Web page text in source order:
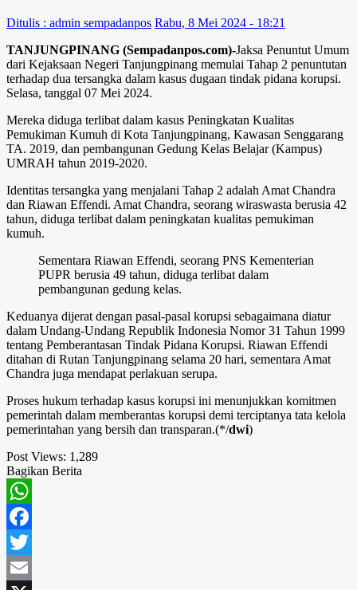
Ditulis : admin sempadanpos Rabu, 8 Mei 2024 - 18:21
TANJUNGPINANG (Sempadanpos.com)-Jaksa Penuntut Umum
dari Kejaksaan Negeri Tanjungpinang memulai Tahap 2 penuntutan
terhadap dua tersangka dalam kasus dugaan tindak pidana korupsi.
Selasa, tanggal 07 Mei 2024.
Mereka diduga terlibat dalam kasus Peningkatan Kualitas
Pemukiman Kumuh di Kota Tanjungpinang, Kawasan Senggarang
TA. 2019, dan pembangunan Gedung Kelas Belajar (Kampus)
UMRAH tahun 2019-2020.
Identitas tersangka yang menjalani Tahap 2 adalah Amat Chandra
dan Riawan Effendi. Amat Chandra, seorang wiraswasta berusia 42
tahun, diduga terlibat dalam peningkatan kualitas pemukiman
kumuh.
Sementara Riawan Effendi, seorang PNS Kementerian
PUPR berusia 49 tahun, diduga terlibat dalam
pembangunan gedung kelas.
Keduanya dijerat dengan pasal-pasal korupsi sebagaimana diatur
dalam Undang-Undang Republik Indonesia Nomor 31 Tahun 1999
tentang Pemberantasan Tindak Pidana Korupsi. Riawan Effendi
ditahan di Rutan Tanjungpinang selama 20 hari, sementara Amat
Chandra juga mendapat perlakuan serupa.
Proses hukum terhadap kasus korupsi ini menunjukkan komitmen
pemerintah dalam memberantas korupsi demi terciptanya tata kelola
pemerintahan yang bersih dan transparan.(*/dwi)
Post Views: 1,289
Bagikan Berita
WhatsApp
Facebook
Twitter